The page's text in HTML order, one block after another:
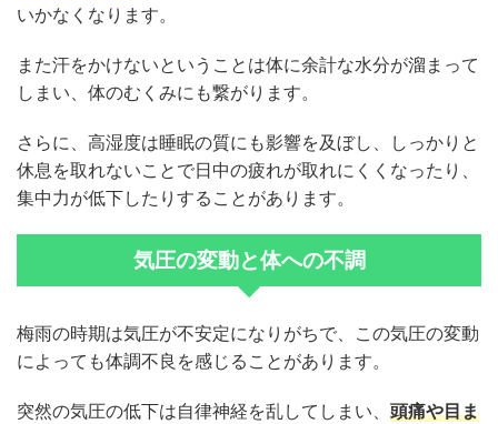
いかなくなります。
また汗をかけないということは体に余計な水分が溜まって
しまい、体のむくみにも繋がります。
さらに、高湿度は睡眠の質にも影響を及ぼし、しっかりと
休息を取れないことで日中の疲れが取れにくくなったり、
集中力が低下したりすることがあります。
気圧の変動と体への不調
梅雨の時期は気圧が不安定になりがちで、この気圧の変動
によっても体調不良を感じることがあります。
突然の気圧の低下は自律神経を乱してしまい、 頭痛や目ま